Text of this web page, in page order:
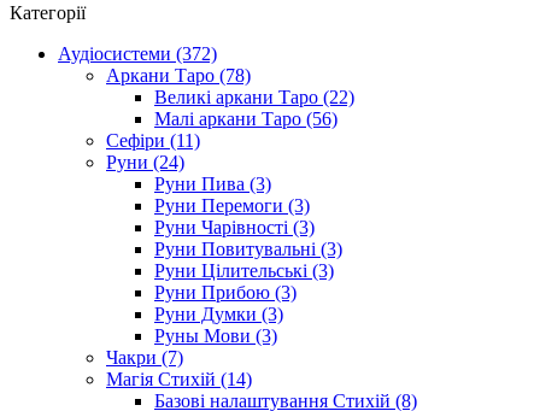
Категорії
Аудіосистеми (372)
Аркани Таро (78)
Великі аркани Таро (22)
Малі аркани Таро (56)
Сефіри (11)
Руни (24)
Руни Пива (3)
Руни Перемоги (3)
Руни Чарівності (3)
Руни Повитувальні (3)
Руни Цілительські (3)
Руни Прибою (3)
Руни Думки (3)
Руны Мови (3)
Чакри (7)
Магія Стихій (14)
Базові налаштування Стихій (8)